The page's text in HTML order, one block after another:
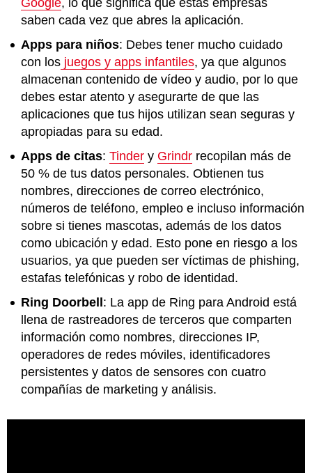
saben cada vez que abres la aplicación.
Apps para niños: Debes tener mucho cuidado
con los juegos y apps infantiles, ya que algunos
almacenan contenido de vídeo y audio, por lo que
debes estar atento y asegurarte de que las
aplicaciones que tus hijos utilizan sean seguras y
apropiadas para su edad.
Apps de citas: Tinder y Grindr recopilan más de
50 % de tus datos personales. Obtienen tus
nombres, direcciones de correo electrónico,
números de teléfono, empleo e incluso información
sobre si tienes mascotas, además de los datos
como ubicación y edad. Esto pone en riesgo a los
usuarios, ya que pueden ser víctimas de phishing,
estafas telefónicas y robo de identidad.
Ring Doorbell: La app de Ring para Android está
llena de rastreadores de terceros que comparten
información como nombres, direcciones IP,
operadores de redes móviles, identificadores
persistentes y datos de sensores con cuatro
compañías de marketing y análisis.